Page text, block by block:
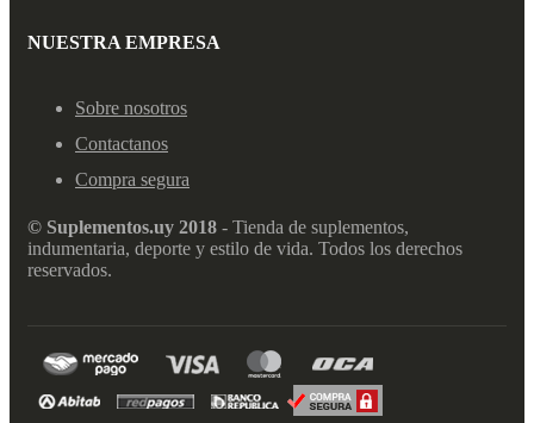
NUESTRA EMPRESA
Sobre nosotros
Contactanos
Compra segura
© Suplementos.uy 2018 - Tienda de suplementos,
indumentaria, deporte y estilo de vida. Todos los derechos
reservados.